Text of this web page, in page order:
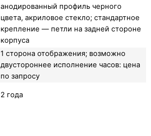
анодированный профиль черного
цвета, акриловое стекло; стандартное
крепление — петли на задней стороне
корпуса
1 сторона отображения; возможно
двустороннее исполнение часов: цена
по запросу
2 года